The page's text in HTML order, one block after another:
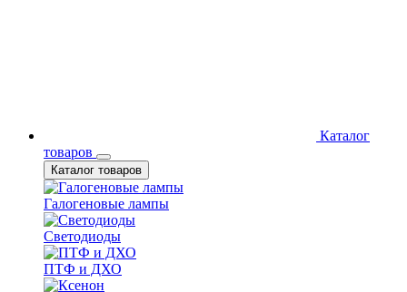
Каталог
товаров
Каталог товаров
Галогеновые лампы
Светодиоды
ПТФ и ДХО